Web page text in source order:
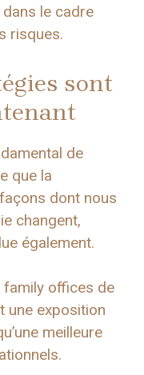
le cadre
risques.
sont
de
que la
dont nous
changent,
également.
family offices de
une exposition
meilleure